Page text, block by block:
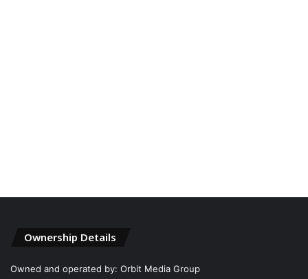
Ownership Details
Owned and operated by: Orbit Media Group